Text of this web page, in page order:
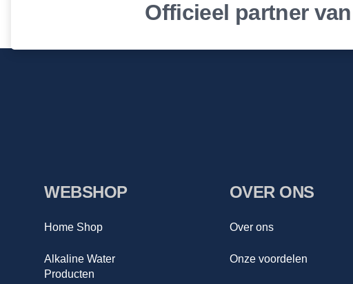
Officieel partner van
WEBSHOP
Home Shop
Alkaline Water
Producten
OVER ONS
Over ons
Onze voordelen